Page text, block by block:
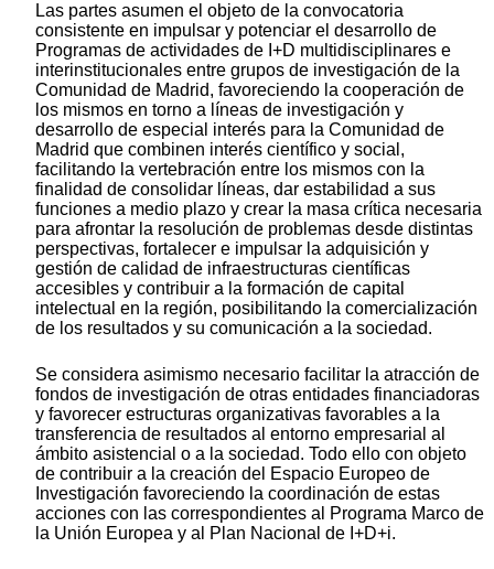
Las partes asumen el objeto de la convocatoria
consistente en impulsar y potenciar el desarrollo de
Programas de actividades de I+D multidisciplinares e
interinstitucionales entre grupos de investigación de la
Comunidad de Madrid, favoreciendo la cooperación de
los mismos en torno a líneas de investigación y
desarrollo de especial interés para la Comunidad de
Madrid que combinen interés científico y social,
facilitando la vertebración entre los mismos con la
finalidad de consolidar líneas, dar estabilidad a sus
funciones a medio plazo y crear la masa crítica necesaria
para afrontar la resolución de problemas desde distintas
perspectivas, fortalecer e impulsar la adquisición y
gestión de calidad de infraestructuras científicas
accesibles y contribuir a la formación de capital
intelectual en la región, posibilitando la comercialización
de los resultados y su comunicación a la sociedad.
Se considera asimismo necesario facilitar la atracción de
fondos de investigación de otras entidades financiadoras
y favorecer estructuras organizativas favorables a la
transferencia de resultados al entorno empresarial al
ámbito asistencial o a la sociedad. Todo ello con objeto
de contribuir a la creación del Espacio Europeo de
Investigación favoreciendo la coordinación de estas
acciones con las correspondientes al Programa Marco de
la Unión Europea y al Plan Nacional de I+D+i.